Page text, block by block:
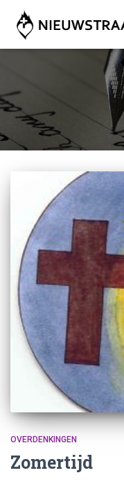
OVERDENKINGEN
Zomertijd